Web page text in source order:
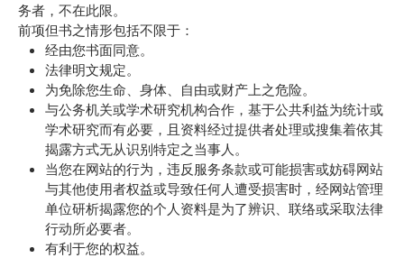
务者，不在此限。
前项但书之情形包括不限于：
经由您书面同意。
法律明文规定。
为免除您生命、身体、自由或财产上之危险。
与公务机关或学术研究机构合作，基于公共利益为统计或
学术研究而有必要，且资料经过提供者处理或搜集着依其
揭露方式无从识别特定之当事人。
当您在网站的行为，违反服务条款或可能损害或妨碍网站
与其他使用者权益或导致任何人遭受损害时，经网站管理
单位研析揭露您的个人资料是为了辨识、联络或采取法律
行动所必要者。
有利于您的权益。